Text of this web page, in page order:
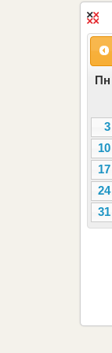
Пн
3
10
17
24
31